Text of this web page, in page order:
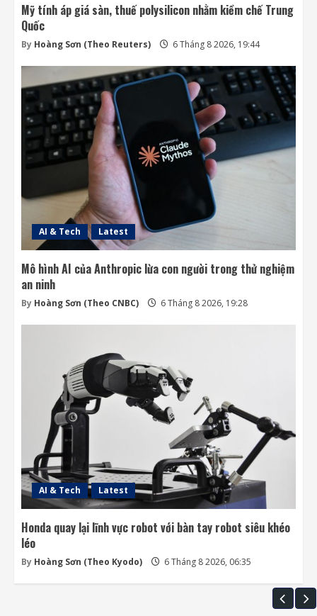
Mỹ tính áp giá sàn, thuế polysilicon nhằm kiềm chế Trung
Quốc
By Hoàng Sơn (Theo Reuters) 6 Tháng 8 2026, 19:44
AI & Tech Latest
Mô hình AI của Anthropic lừa con người trong thử nghiệm
an ninh
By Hoàng Sơn (Theo CNBC) 6 Tháng 8 2026, 19:28
AI & Tech Latest
Honda quay lại lĩnh vực robot với bàn tay robot siêu khéo
léo
By Hoàng Sơn (Theo Kyodo) 6 Tháng 8 2026, 06:35